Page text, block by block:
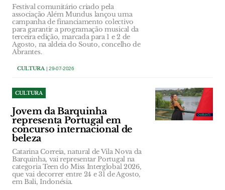
Festival comunitário criado pela
associação Além Mundus lançou uma
campanha de financiamento colectivo
para garantir a programação musical da
terceira edição, marcada para 1 e 2 de
Agosto, na aldeia do Souto, concelho de
Abrantes.
CULTURA| 29-07-2026
CULTURA
Jovem da Barquinha
representa Portugal em
concurso internacional de
beleza
Catarina Correia, natural de Vila Nova da
Barquinha, vai representar Portugal na
categoria Teen do Miss Interglobal 2026,
que vai decorrer entre 24 e 31 de Agosto,
em Bali, Indonésia.